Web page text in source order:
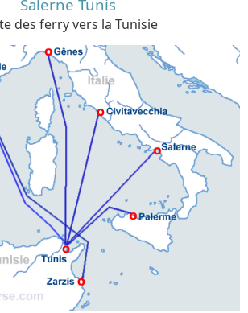
Salerne Tunis
des ferry vers la Tunisie